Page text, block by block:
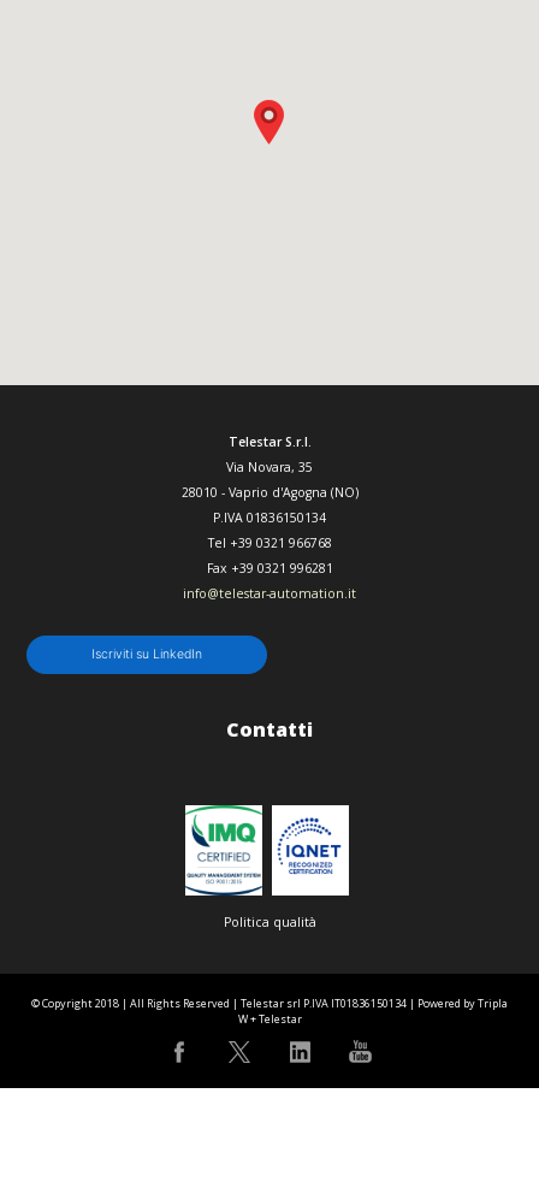
Contatti
Politica qualità
Telestar S.r.l.
Via Novara, 35
28010 - Vaprio d'Agogna (NO)
P.IVA 01836150134
Tel +39 0321 966768
Fax +39 0321 996281
info@telestar-automation.it
Iscriviti su LinkedIn
© Copyright 2018 | All Rights Reserved | Telestar srl P.IVA IT01836150134 | Powered by Tripla
W + Telestar